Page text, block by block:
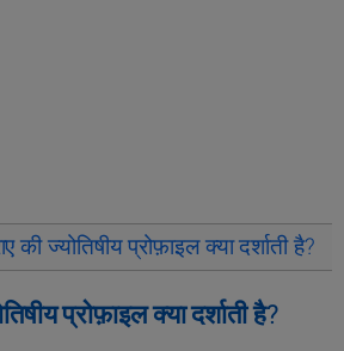
की ज्योतिषीय प्रोफ़ाइल क्या दर्शाती है?
प्रोफ़ाइल क्या दर्शाती है?